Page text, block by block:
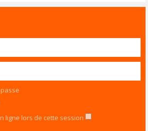
ligne lors de cette session